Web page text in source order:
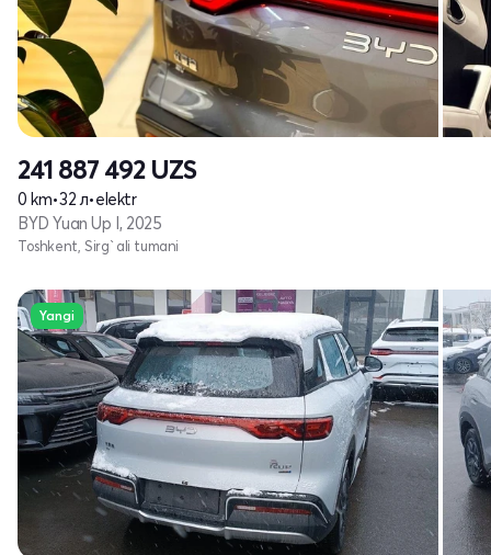
241 887 492 UZS
0 km•32 л•elektr
BYD Yuan Up I, 2025
Toshkent, Sirg`ali tumani
Yangi